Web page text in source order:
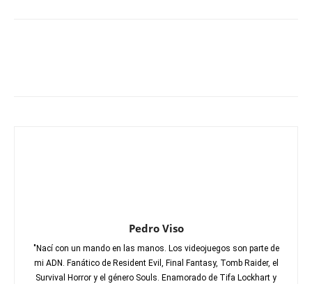
Pedro Viso
"Nací con un mando en las manos. Los videojuegos son parte de
mi ADN. Fanático de Resident Evil, Final Fantasy, Tomb Raider, el
Survival Horror y el género Souls. Enamorado de Tifa Lockhart y